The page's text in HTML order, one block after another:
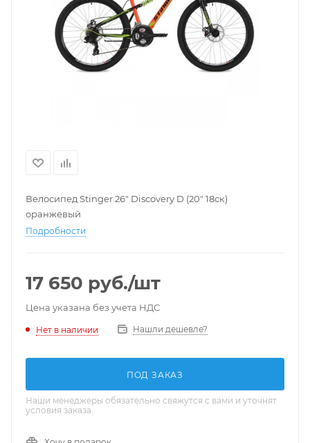
Велосипед Stinger 26" Discovery D (20" 18ск)
оранжевый
Подробности
17 650 руб./шт
Цена указана без учета НДС
Нет в наличии Нашли дешевле?
ПОД ЗАКАЗ
Наши менеджеры обязательно свяжутся с вами и уточнят
условия заказа